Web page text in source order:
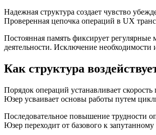
Надежная структура создает чувство
Проверенная цепочка операций в UX
Постоянная память фиксирует
деятельности. Исключение
Как структура
Порядок операций устанавливает
Юзер усваивает основы работы путем
Последовательное повышение трудности
Юзер переходит от базового к